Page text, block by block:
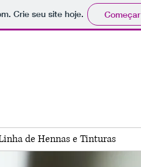
. Crie seu site hoje. Começar
de Hennas e Tinturas